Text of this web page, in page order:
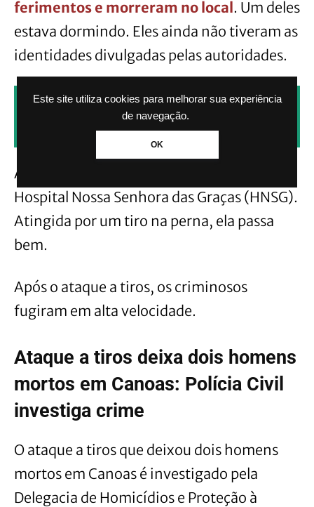
Este site utiliza cookies para melhorar sua experiência
de navegação.
OK
ferimentos e morreram no local. Um deles
estava dormindo. Eles ainda não tiveram as
identidades divulgadas pelas autoridades.
CLIQUE AQUI PARA RECEBER NOTÍCIAS
PELO WHATSAPP SEM PAGAR NADA.
A menor foi socorrida e levada para o
Hospital Nossa Senhora das Graças (HNSG).
Atingida por um tiro na perna, ela passa
bem.
Após o ataque a tiros, os criminosos
fugiram em alta velocidade.
Ataque a tiros deixa dois homens
mortos em Canoas: Polícia Civil
investiga crime
O ataque a tiros que deixou dois homens
mortos em Canoas é investigado pela
Delegacia de Homicídios e Proteção à